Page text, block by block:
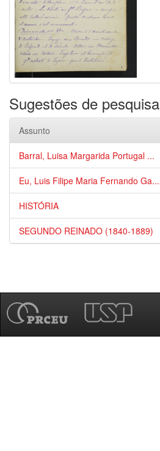
Sugestões de pesquisa
Assunto
Barral, Luisa Margarida Portugal ...
Eu, Luis Filipe Maria Fernando Ga...
HISTÓRIA
SEGUNDO REINADO (1840-1889)